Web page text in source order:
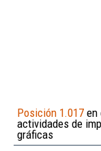
Posición 1.017 en
actividades de
gráficas